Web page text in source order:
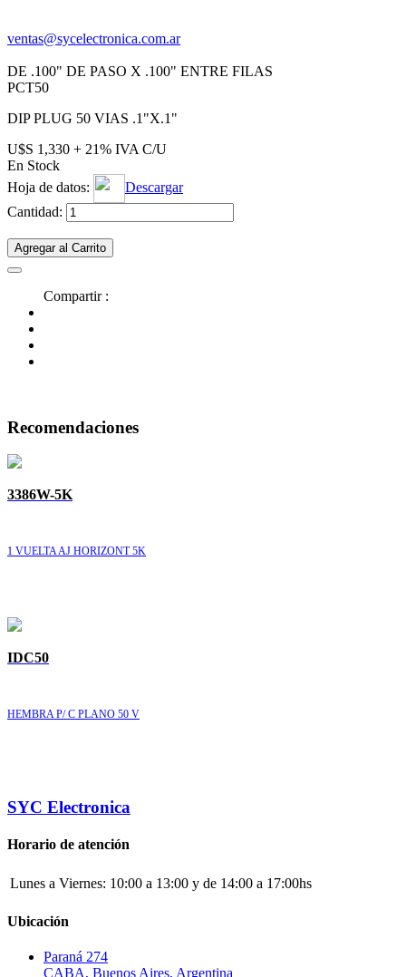
ventas@sycelectronica.com.ar
DE .100" DE PASO X .100" ENTRE FILAS
PCT50
DIP PLUG 50 VIAS .1"X.1"
U$S 1,330 + 21% IVA C/U
En Stock
Hoja de datos:
Descargar
Cantidad:
Agregar al Carrito
Compartir :
Recomendaciones
3386W-5K
1 VUELTA AJ HORIZONT 5K
IDC50
HEMBRA P/ C PLANO 50 V
SYC Electronica
Horario de atención
Lunes a Viernes: 10:00 a 13:00 y de 14:00 a 17:00hs
Ubicación
Paraná 274
CABA, Buenos Aires, Argentina